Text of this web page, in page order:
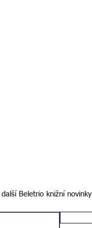
Beletrio knižní novinky